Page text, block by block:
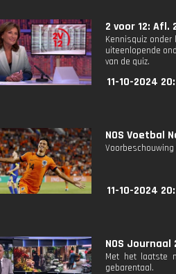
2 voor 12: Afl.
Kennisquiz
uiteenlopende
van de quiz.
11-10-2024
NOS Voetbal
11-10-2024
NOS
Met het laatste
gebarentaal.